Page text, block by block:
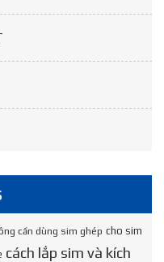
cần dùng sim ghép cho sim
cách lắp sim và kích